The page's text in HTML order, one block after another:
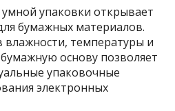
упаковки открывает
бумажных материалов.
влажности, температуры и
основу позволяет
упаковочные
электронных